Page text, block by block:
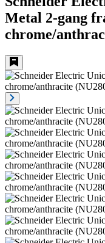
Metal 2-gang
chrome/